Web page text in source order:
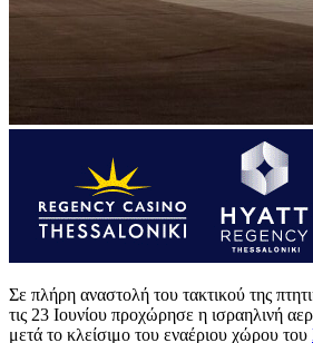
Σε πλήρη αναστολή του τακτικού της
τις 23 Ιουνίου προχώρησε η ισραηλινή
μετά το κλείσιμο του εναέριου χώρου του